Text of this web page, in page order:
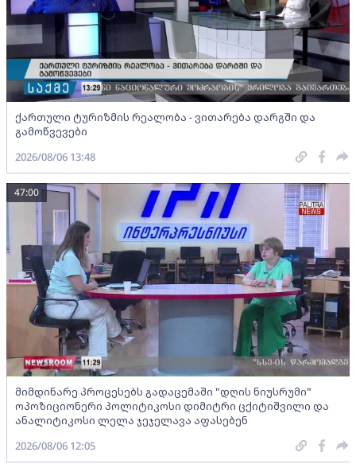
ქართული ტურიზმის რეალობა - ვითარება დარგში და
გამოწვევები
2026/08/06 13:48
მიმდინარე პროცესებს გადაცემაში "დღის ნიუსრუმი"
ოპოზიციონერი პოლიტიკოსი დიმიტრი ცქიტიშვილი და
ანალიტიკოსი ლელა ჯეჯელავა აფასებენ
47:00
2026/08/06 12:05